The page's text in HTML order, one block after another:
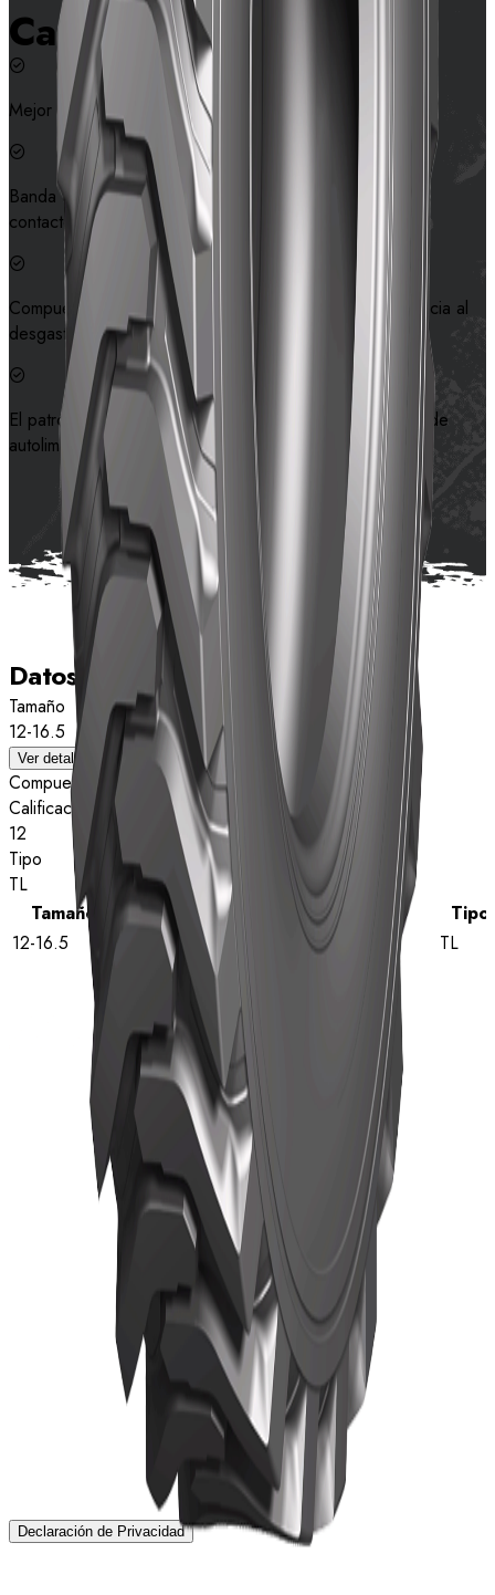
Características
Mejor agarre en mojado y buena estabilidad lateral.
Banda de rodamiento ancho y grueso proporciona buen
contacto con el suelo y tracción.
Compuesto especial diseñado para ofrecer una resistencia al
desgaste óptima.
El patrón de forma en la corona permite una propiedad de
autolimpieza superior.
Contáctanos
Datos técnicos
Tamaño
12-16.5
Ver detalles
Compuesto
Calificación de estrellas
12
Tipo
TL
Tamaño
Calificación de estrellas
Tipo
12-16.5
TL
Inicio
Neumáticos
Neumáticos TBR
Noticias
Acerca de
Localización
Contacto
Declaración de Privacidad